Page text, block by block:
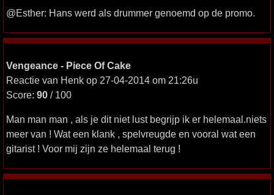
@Esther: Hans werd als drummer genoemd op de promo.
Vengeance - Piece Of Cake
Reactie van Henk op 27-04-2014 om 21:26u
Score: 90 / 100
Man man man , als je dit niet lust begrijp ik er helemaal.niets
meer van ! Wat een klank , spelvreugde en vooral wat een
gitarist ! Voor mij zijn ze helemaal terug !